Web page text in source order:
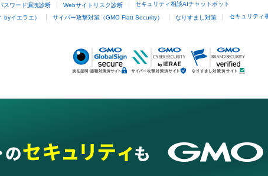
スワード漏洩診断 Webサイトリスク診断 セキュリティ相談AIチャットボット
byイエラエ） サイバー攻撃対策（GMO Flatt Security） なりすまし対策 セキュリティ